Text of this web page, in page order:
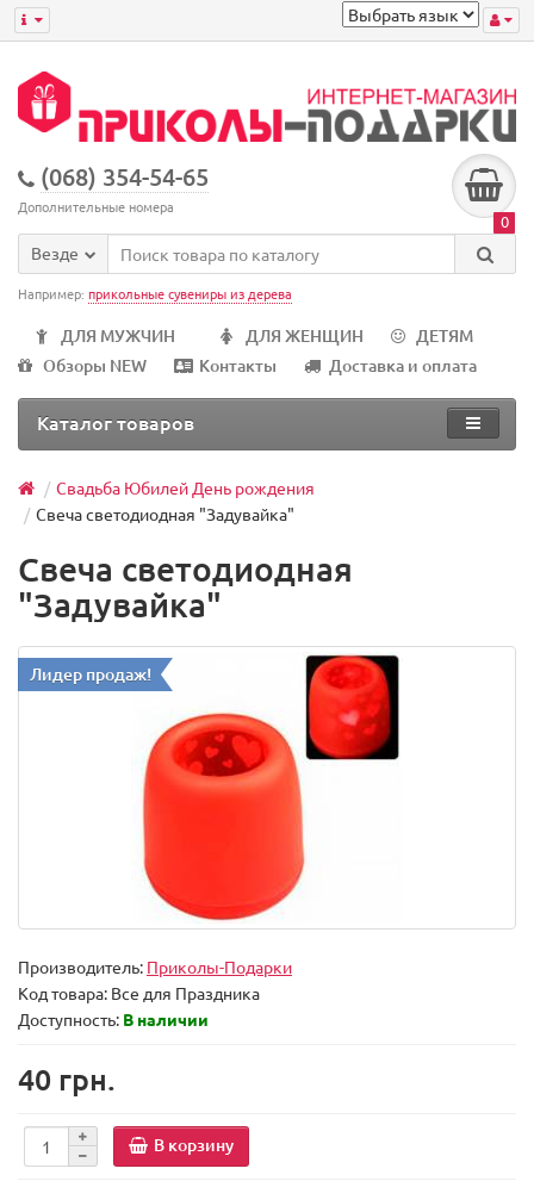
(068) 354-54-65
Дополнительные номера
0
Везде
Например: прикольные сувениры из дерева
ДЛЯ МУЖЧИН ДЛЯ ЖЕНЩИН
ДЕТЯМ
Обзоры NEW
Контакты Доставка и оплата
Каталог товаров
Свадьба Юбилей День рождения
Свеча светодиодная "Задувайка"
Свеча светодиодная
"Задувайка"
Лидер продаж!
Производитель: Приколы-Подарки
Код товара: Все для Праздника
Доступность: В наличии
40 грн.
В корзину